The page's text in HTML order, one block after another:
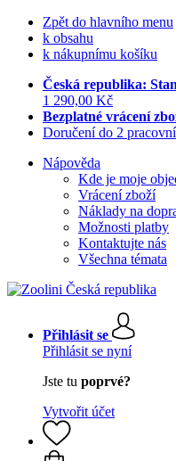
Zpět do hlavního menu
k obsahu
k nákupnímu košíku
Česká republika:
1 290,00 Kč
Bezplatné vrácení
Doručení do 2
Nápověda
Kde je moje
Vrácení zboží
Náklady na
Možnosti platby
Kontaktujte nás
Všechna témata
Přihlásit se
Přihlásit se nyní
Jste tu poprvé?
Vytvořit účet